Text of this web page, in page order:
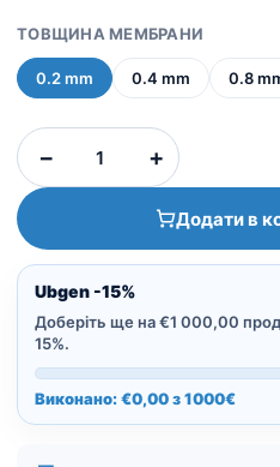
ТОВЩИНА МЕМБРАНИ
0.2 mm 0.4 mm 0.8
−
Колагенова
мембрана
перикарда
Ubgen
Shelter
|
15х20
мм
+
Додати в
Ubgen -15%
Доберіть ще на €1 000,00
15%.
Виконано: €0,00 з 1000€